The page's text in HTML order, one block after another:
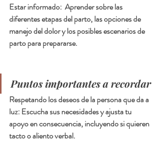
Estar informado:
  Aprender sobre las
diferentes etapas del parto, las opciones de
manejo del dolor y los posibles escenarios de
parto para prepararse.
Puntos importantes a recordar
Respetando los deseos de la persona que da a
luz: Escucha sus necesidades y ajusta tu
apoyo en consecuencia, incluyendo si quieren
tacto o aliento verbal.